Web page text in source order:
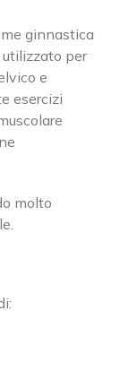
ginnastica
per
e
esercizi
molto